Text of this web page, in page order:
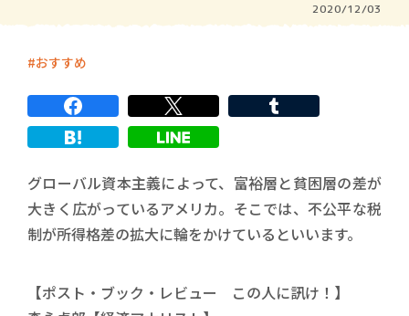
2020/12/03
おすすめ
グローバル資本主義によって、富裕層と貧困層の差が
大きく広がっているアメリカ。そこでは、不公平な税
制が所得格差の拡大に輪をかけているといいます。
【ポスト・ブック・レビュー この人に訊け！】